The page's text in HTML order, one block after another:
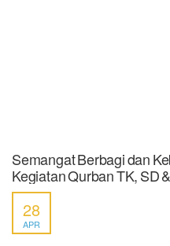
Semangat Berbagi dan
Kegiatan Qurban TK, SD
28
APR